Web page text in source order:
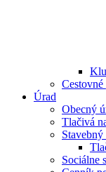
Úrad
Obecný
Tlačivá
Stavebný
Sociálne